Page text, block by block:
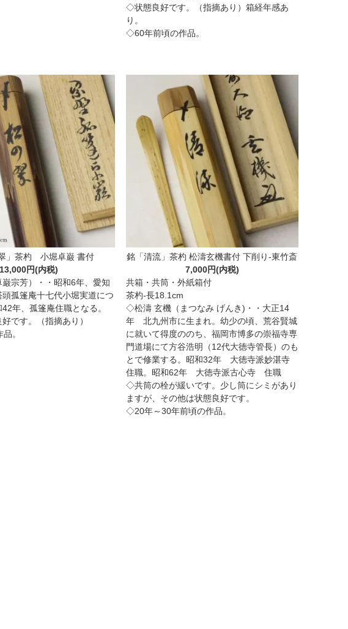
◇状態良好です。（指摘あり）箱経年感あ
り。
◇60年前頃の作品。
」茶杓 小堀卓巌 書付
13,000円(内税)
宗芳）・・昭和6年、愛知
孤篷庵十七代小堀実道につ
年、孤篷庵住職となる。
です。（指摘あり）
。
銘「清流」茶杓 松濤玄機書付 下削り-東竹斎
7,000円(内税)
共箱・共筒・外紙箱付
茶杓-長18.1cm
◇松濤 玄機（まつなみ げんき)・・大正14
年 北九州市に生まれ。幼少の頃、荒谷賢城
に就いて得度ののち、福岡市博多の崇福寺専
門道場にて方谷浩明（12代大徳寺管長）のも
とで修業する。昭和32年 大徳寺派妙湛寺
住職。昭和62年 大徳寺派古心寺 住職
◇共筒の栓が緩いです。少し筒にシミがあり
ますが、その他は状態良好です。
◇20年～30年前頃の作品。